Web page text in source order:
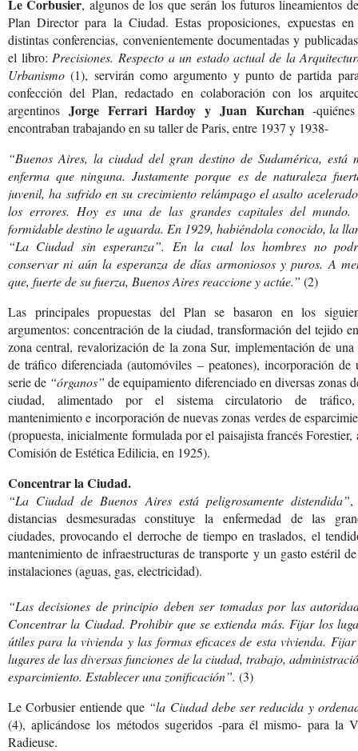
Le Corbusier, algunos de los que serán los futuros lineamientos
Plan Director para la Ciudad. Estas proposiciones, expuestas
distintas conferencias, convenientemente documentadas y
el libro: Precisiones. Respecto a un estado actual de la
Urbanismo (1), servirán como argumento y punto de partida
confección del Plan, redactado en colaboración con los
argentinos Jorge Ferrari Hardoy y Juan Kurchan-
encontraban trabajando en su taller de Paris, entre 1937 y 1938-
“Buenos Aires, la ciudad del gran destino de Sudamérica, está
enferma que ninguna. Justamente porque es de naturaleza
juvenil, ha sufrido en su crecimiento relámpago el asalto
los errores. Hoy es una de las grandes capitales del mundo.
formidable destino le aguarda. En 1929, habiéndola conocido, la
“La Ciudad sin esperanza”. En la cual los hombres no
conservar ni aún la esperanza de días armoniosos y puros. A
que, fuerte de su fuerza, Buenos Aires reaccione y actúe.” (2)
Las principales propuestas del Plan se basaron en los
argumentos: concentración de la ciudad, transformación del tejido
zona central, revalorización de la zona Sur, implementación de una
de tráfico diferenciada (automóviles – peatones), incorporación de
serie de “órganos” de equipamiento diferenciado en diversas zonas
ciudad, alimentado por el sistema circulatorio de
mantenimiento e incorporación de nuevas zonas verdes de
(propuesta, inicialmente formulada por el paisajista francés Forestier,
Comisión de Estética Edilicia, en 1925).
Concentrar la Ciudad.
“La Ciudad de Buenos Aires está peligrosamente distendida”,
distancias desmesuradas constituye la enfermedad de las
ciudades, provocando el derroche de tiempo en traslados, el
mantenimiento de infraestructuras de transporte y un gasto estéril
instalaciones (aguas, gas, electricidad).
“Las decisiones de principio deben ser tomadas por las
Concentrar la Ciudad. Prohibir que se extienda más. Fijar los
útiles para la vivienda y las formas eficaces de esta vivienda.
lugares de las diversas funciones de la ciudad, trabajo,
esparcimiento. Establecer una zonificación”. (3)
Le Corbusier entiende que “la Ciudad debe ser reducida y
(4), aplicándose los métodos sugeridos -para él mismo- para la
Radieuse.